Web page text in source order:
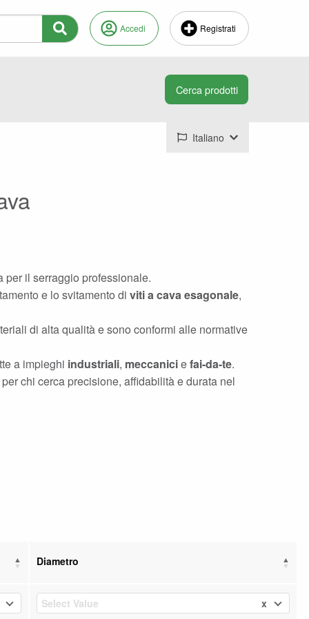
Accedi Registrati
Italiano
il serraggio professionale.
e lo svitamento di viti a cava esagonale,
di alta qualità e sono conformi alle normative
a impieghi industriali, meccaniciefai-da-te.
chi cerca precisione, affidabilità e durata nel
Diametro
Select Value x